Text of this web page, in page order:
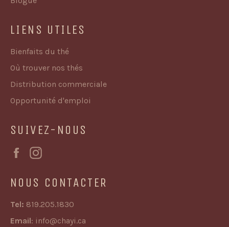
LIENS UTILES
Bienfaits du thé
Où trouver nos thés
Distribution commerciale
Opportunité d'emploi
SUIVEZ-NOUS
Facebook
NOUS CONTACTER
Tel: 819.205.1830
Email: info@chayi.ca